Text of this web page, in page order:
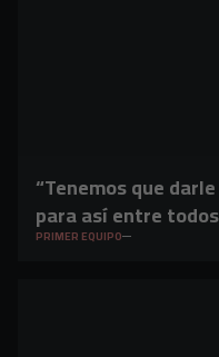
“Tenemos que
para así entre
PRIMER EQUIPO